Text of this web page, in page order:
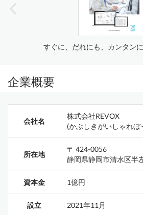
すぐに、だれにも、カンタン
企業概要
会社名
株式会社REVOX
(かぶしきがいしゃれぼ
所在地
〒 424-0056
静岡県静岡市清水区半
資本金 1億円
設立 2021年11月